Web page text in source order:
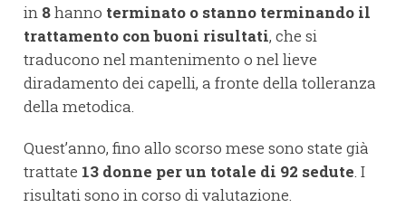
in 8hanno terminato o stanno terminando il
trattamento con buoni risultati, che si
traducono nel mantenimento o nel lieve
diradamento dei capelli, a fronte della tolleranza
della metodica.
Quest’anno, fino allo scorso mese sono state già
trattate 13 donne per un totale di 92 sedute. I
risultati sono in corso di valutazione.